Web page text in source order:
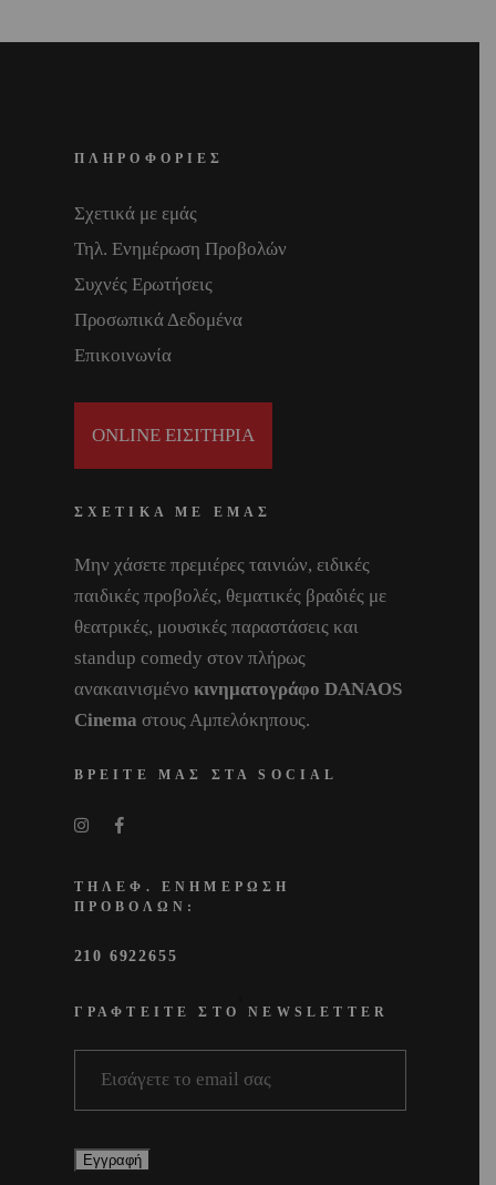
ΠΛΗΡΟΦΟΡΙΕΣ
Σχετικά με εμάς
Τηλ. Ενημέρωση Προβολών
Συχνές Ερωτήσεις
Προσωπικά Δεδομένα
Επικοινωνία
ONLINE ΕΙΣΙΤΗΡΙΑ
ΣΧΕΤΙΚΑ ΜΕ ΕΜΑΣ
Μην χάσετε πρεμιέρες ταινιών, ειδικές
παιδικές προβολές, θεματικές βραδιές με
θεατρικές, μουσικές παραστάσεις και
standup comedy στον πλήρως
ανακαινισμένο κινηματογράφο DANAOS
Cinema στους Αμπελόκηπους.
ΒΡΕΙΤΕ ΜΑΣ ΣΤΑ SOCIAL
ΤΗΛΕΦ. ΕΝΗΜΕΡΩΣΗ
ΠΡΟΒΟΛΩΝ:
210 6922655
ΓΡΑΦΤΕΙΤΕ ΣΤΟ NEWSLETTER